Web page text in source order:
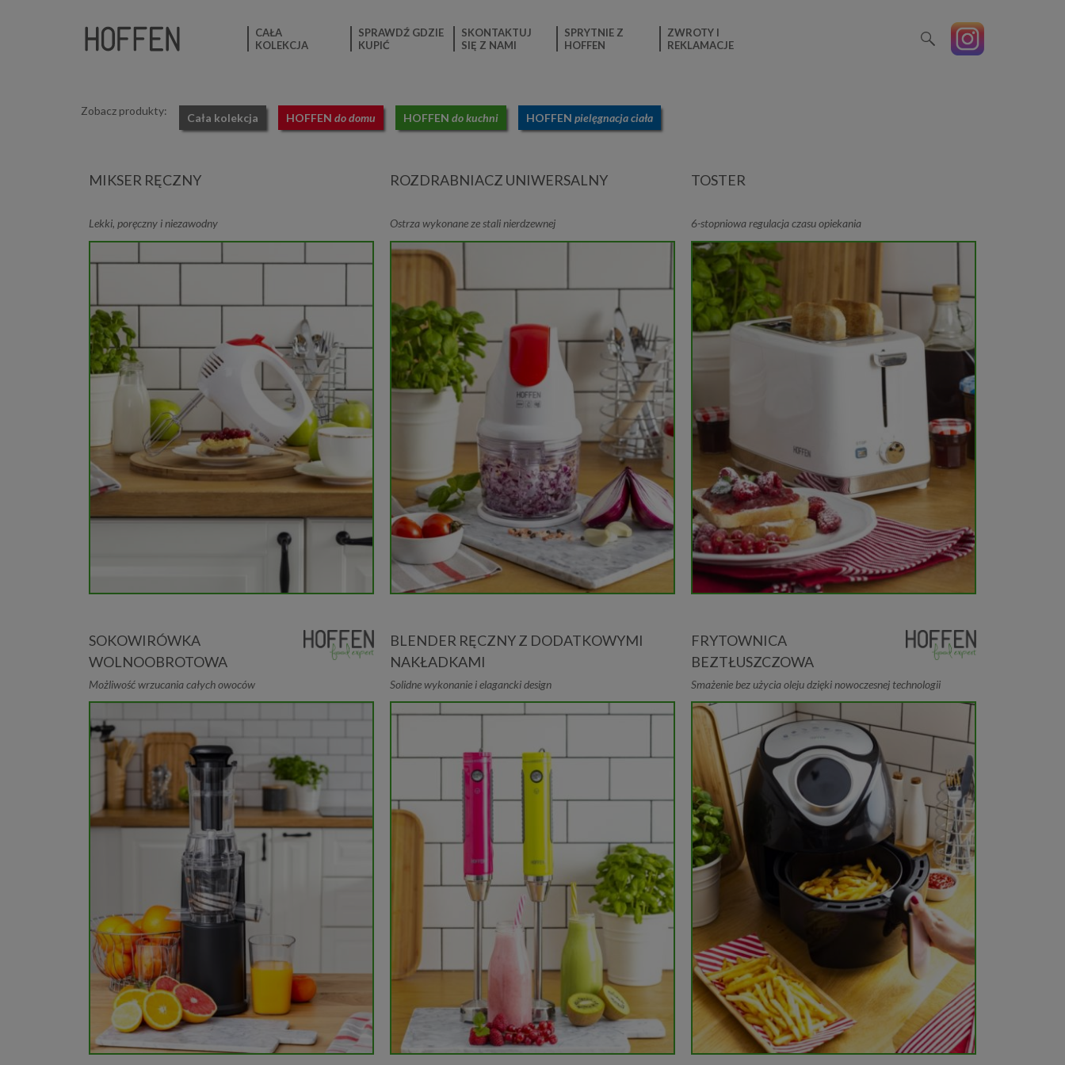
CAŁA
KOLEKCJA
SPRAWDŹ GDZIE
KUPIĆ
SKONTAKTUJ
SIĘ Z NAMI
SPRYTNIE Z
HOFFEN
ZWROTY I
REKLAMACJE
Zobacz produkty:
Cała kolekcja HOFFEN do domu HOFFEN do kuchni HOFFEN pielęgnacja ciała
MIKSER RĘCZNY
Lekki, poręczny i niezawodny
ROZDRABNIACZ UNIWERSALNY
Ostrza wykonane ze stali nierdzewnej
TOSTER
6-stopniowa regulacja czasu opiekania
SOKOWIRÓWKA
WOLNOOBROTOWA
Możliwość wrzucania całych owoców
BLENDER RĘCZNY Z DODATKOWYMI
NAKŁADKAMI
Solidne wykonanie i elagancki design
FRYTOWNICA
BEZTŁUSZCZOWA
Smażenie bez użycia oleju dzięki nowoczesnej technologii